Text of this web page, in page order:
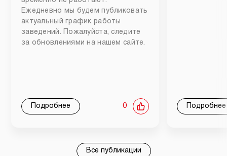
Ежедневно мы будем публиковать
актуальный график работы
заведений. Пожалуйста, следите
за обновлениями на нашем сайте.
Подробнее 0 Подробнее
Все публикации